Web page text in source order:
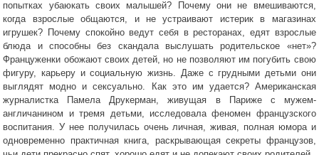
попытках убаюкать своих малышей? Почему они не вмешиваются,
когда взрослые общаются, и не устраивают истерик в магазинах
игрушек? Почему спокойно ведут себя в ресторанах, едят взрослые
блюда и способны без скандала выслушать родительское «нет»?
Француженки обожают своих детей, но не позволяют им погубить свою
фигуру, карьеру и социальную жизнь. Даже с грудными детьми они
выглядят модно и сексуально. Как это им удается? Американская
журналистка Памела Друкерман, живущая в Париже с мужем-
англичанином и тремя детьми, исследовала феномен французского
воспитания. У нее получилась очень личная, живая, полная юмора и
одновременно практичная книга, раскрывающая секреты французов,